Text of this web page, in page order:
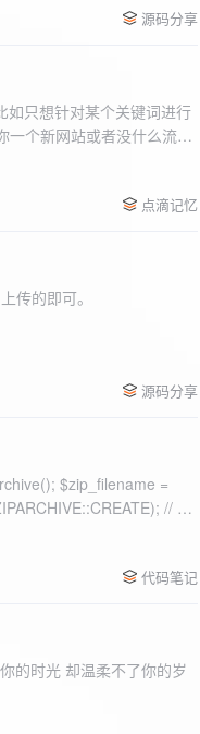
源码分享
如只想针对某个关键词进行
一个新网站或者没什么流量
点滴记忆
传的即可。
源码分享
$zip_filename =
$zip zip 对象 */ function
代码笔记
的时光 却温柔不了你的岁